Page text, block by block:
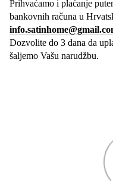
Prihvaćamo i plaćanje
bankovnih računa u
Dozvolite do 3 dana da
šaljemo Vašu narudžbu.